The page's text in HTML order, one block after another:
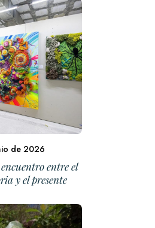
de 2026
entre el
y el presente